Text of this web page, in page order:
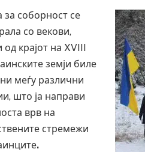
за соборност се
со векови,
од крајот на XVIII
земји биле
меѓу различни
што ја направи
врв на
стремежи
.